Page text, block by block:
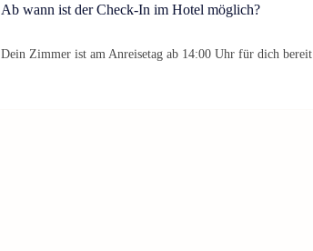
Ab wann ist der Check-In im Hotel möglich?
Dein Zimmer ist am Anreisetag ab 14:00 Uhr für dich bereit.